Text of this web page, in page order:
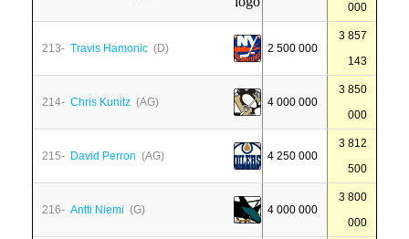
000
213- Travis Hamonic (D) 2 500 000
3 857
143
214- Chris Kunitz (AG) 4 000 000
3 850
000
215- David Perron (AG) 4 250 000
3 812
500
216- Antti Niemi (G) 4 000 000
3 800
000